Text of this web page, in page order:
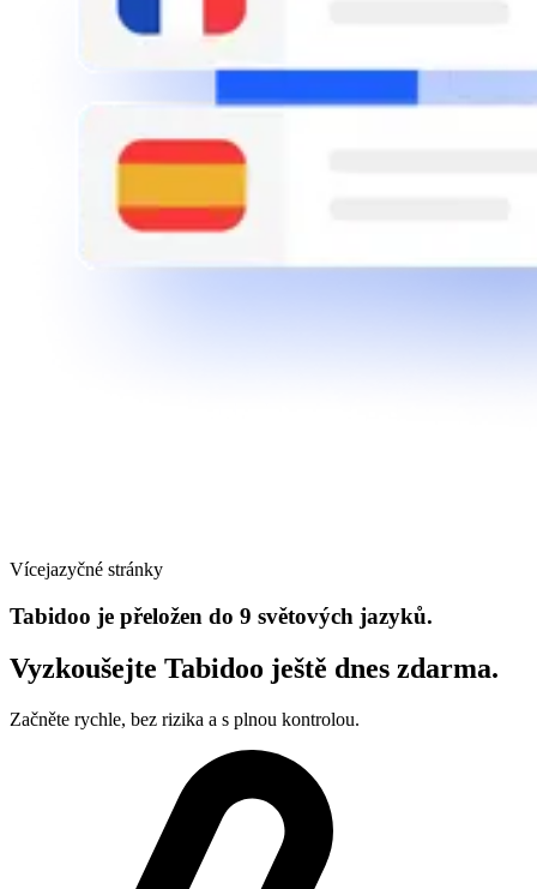
Vícejazyčné stránky
Tabidoo je přeložen do 9 světových jazyků.
Vyzkoušejte Tabidoo ještě dnes zdarma.
Začněte rychle, bez rizika a s plnou kontrolou.